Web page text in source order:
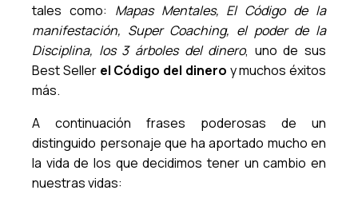
tales como: Mapas Mentales, El Código de la
manifestación, Super Coaching, el poder de la
Disciplina, los 3 árboles del dinero, uno de sus
Best Seller el Código del dinero y muchos éxitos
más.
A continuación frases poderosas de un
distinguido personaje que ha aportado mucho en
la vida de los que decidimos tener un cambio en
nuestras vidas: